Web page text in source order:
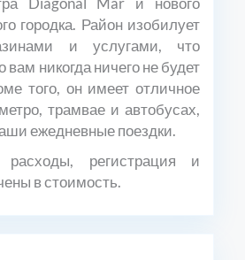
городка. Район изобилует
и услугами, что
вам никогда ничего не будет
того, он имеет отличное
трамвае и автобусах,
ежедневные поездки.
расходы, регистрация и
в стоимость.